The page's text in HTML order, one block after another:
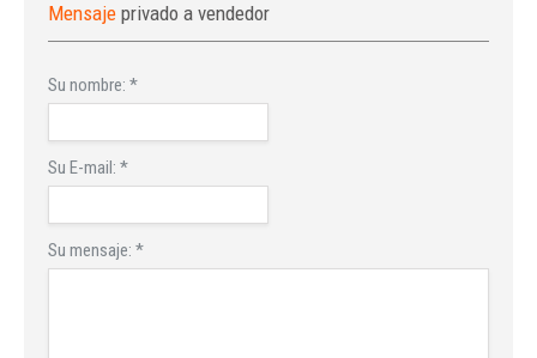
Mensaje privado a vendedor
Su nombre: *
Su E-mail: *
Su mensaje: *